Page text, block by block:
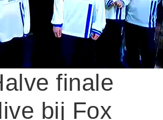
finale
bij Fox